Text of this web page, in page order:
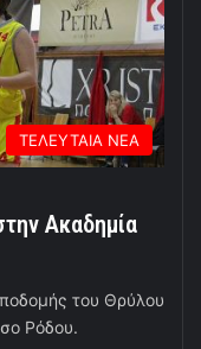
ΤΕΛΕΥΤΑΙΑ ΝΕΑ
Ακαδημία
του Θρύλου
Ρόδου.